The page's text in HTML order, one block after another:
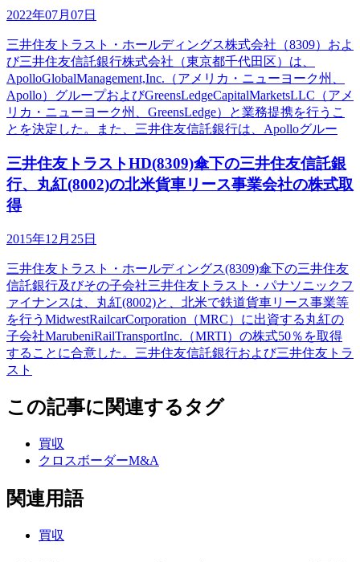
2022年07月07日
三井住友トラスト・ホールディングス株式会社（8309）およ
び三井住友信託銀行株式会社（東京都千代田区）は、
ApolloGlobalManagement,Inc.（アメリカ・ニューヨーク州、
Apollo）グループおよびGreensLedgeCapitalMarketsLLC（アメ
リカ・ニューヨーク州、GreensLedge）と業務提携を行うこ
とを決定した。また、三井住友信託銀行は、Apolloグルー
三井住友トラストHD(8309)傘下の三井住友信託銀
行、丸紅(8002)の北米貨車リース事業会社の株式取
得
2015年12月25日
三井住友トラスト・ホールディングス(8309)傘下の三井住友
信託銀行及びその子会社三井住友トラスト・パナソニックフ
ァイナンスは、丸紅(8002)と、北米で鉄道貨車リース事業等
を行うMidwestRailcarCorporation（MRC）に出資する丸紅の
子会社MarubeniRailTransportInc.（MRTI）の株式50％を取得
することに合意した。三井住友信託銀行および三井住友トラ
スト
この記事に関連するタグ
買収
クロスボーダーM&A
関連用語
買収